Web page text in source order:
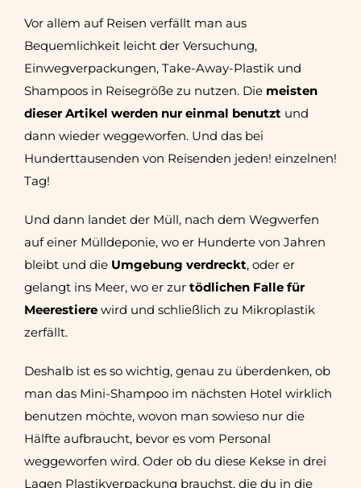
Vor allem auf Reisen verfällt man aus
Bequemlichkeit leicht der Versuchung,
Einwegverpackungen, Take-Away-Plastik und
Shampoos in Reisegröße zu nutzen. Die meisten
dieser Artikel werden nur einmal benutztund
dann wieder weggeworfen. Und das bei
Hunderttausenden von Reisenden jeden! einzelnen!
Tag!
Und dann landet der Müll, nach dem Wegwerfen
auf einer Mülldeponie, wo er Hunderte von Jahren
bleibt und die Umgebung verdreckt, oder er
gelangt ins Meer, wo er zur tödlichen Falle für
Meerestierewird und schließlich zu Mikroplastik
zerfällt.
Deshalb ist es so wichtig, genau zu überdenken, ob
man das Mini-Shampoo im nächsten Hotel wirklich
benutzen möchte, wovon man sowieso nur die
Hälfte aufbraucht, bevor es vom Personal
weggeworfen wird. Oder ob du diese Kekse in drei
Lagen Plastikverpackung brauchst, die du in die